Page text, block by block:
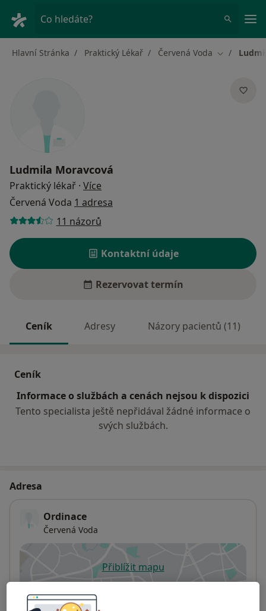
Co hledáte?
Hlavní Stránka Praktický Lékař Červená Voda Změna
Ludmila Moravcová
Praktický lékař · Více
Červená Voda 1 adresa
11 názorů
Kontaktní údaje
Rezervovat termín
Ceník Adresy Názory pacientů (11)
Ceník
Informace o službách a cenách nejsou k dispozici
Tento specialista ještě nepřidával žádné informace o
svých službách.
Adresa
Ordinace
Červená Voda
Přiblížit mapuse otevře v nové záložce
Dostupnost
Na této adrese online kalendář není aktivní